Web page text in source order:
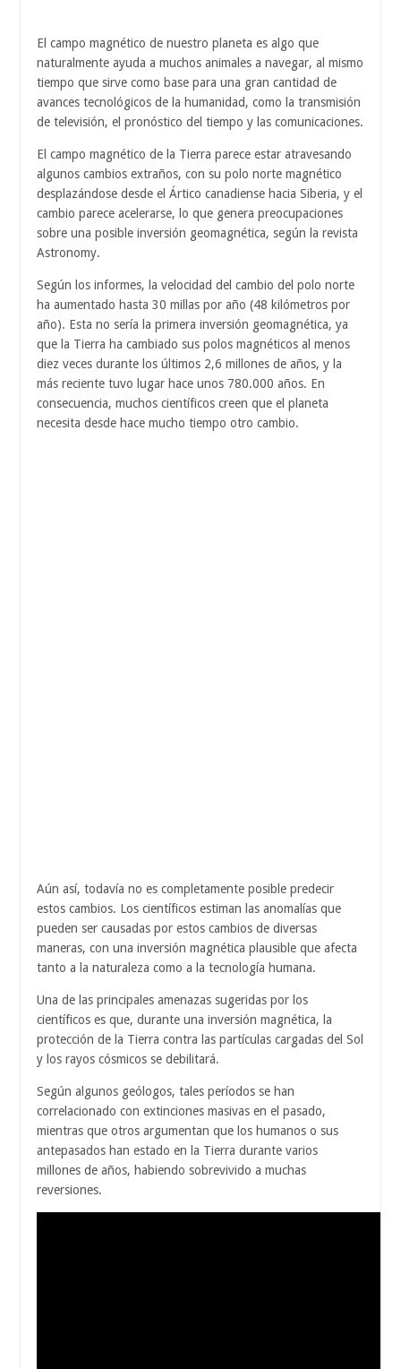
El campo magnético de nuestro planeta es algo que
naturalmente ayuda a muchos animales a navegar, al mismo
tiempo que sirve como base para una gran cantidad de
avances tecnológicos de la humanidad, como la transmisión
de televisión, el pronóstico del tiempo y las comunicaciones.
El campo magnético de la Tierra parece estar atravesando
algunos cambios extraños, con su polo norte magnético
desplazándose desde el Ártico canadiense hacia Siberia, y el
cambio parece acelerarse, lo que genera preocupaciones
sobre una posible inversión geomagnética, según la revista
Astronomy.
Según los informes, la velocidad del cambio del polo norte
ha aumentado hasta 30 millas por año (48 kilómetros por
año). Esta no sería la primera inversión geomagnética, ya
que la Tierra ha cambiado sus polos magnéticos al menos
diez veces durante los últimos 2,6 millones de años, y la
más reciente tuvo lugar hace unos 780.000 años. En
consecuencia, muchos científicos creen que el planeta
necesita desde hace mucho tiempo otro cambio.
Aún así, todavía no es completamente posible predecir
estos cambios. Los científicos estiman las anomalías que
pueden ser causadas por estos cambios de diversas
maneras, con una inversión magnética plausible que afecta
tanto a la naturaleza como a la tecnología humana.
Una de las principales amenazas sugeridas por los
científicos es que, durante una inversión magnética, la
protección de la Tierra contra las partículas cargadas del Sol
y los rayos cósmicos se debilitará.
Según algunos geólogos, tales períodos se han
correlacionado con extinciones masivas en el pasado,
mientras que otros argumentan que los humanos o sus
antepasados ​​han estado en la Tierra durante varios
millones de años, habiendo sobrevivido a muchas
reversiones.